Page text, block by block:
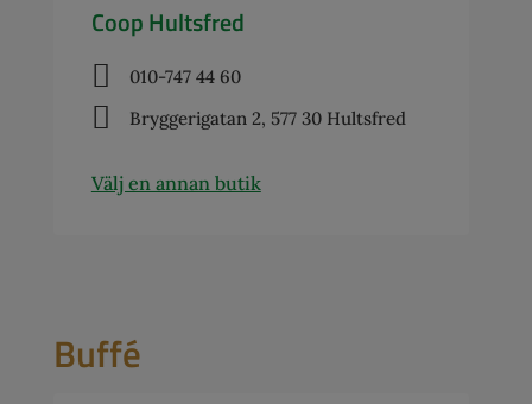
Coop Hultsfred
 010-747 44 60
 Bryggerigatan 2, 577 30 Hultsfred
Välj en annan butik
Buffé